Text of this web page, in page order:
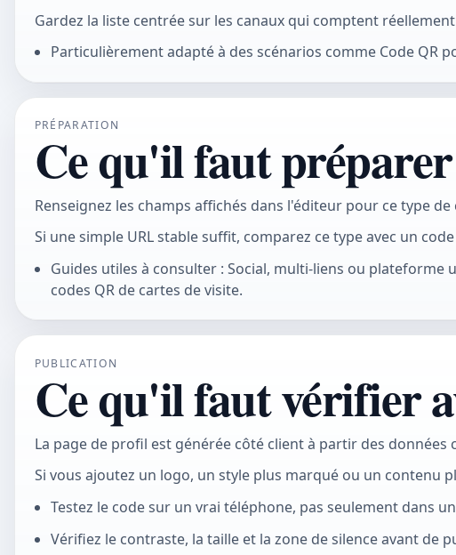
Gardez la liste centrée sur les canaux qui comptent
Particulièrement adapté à des scénarios comme Code QR
PRÉPARATION
Ce qu'il faut
Renseignez les champs affichés dans l'éditeur pour ce type
Si une simple URL stable suffit, comparez ce type avec un
Guides utiles à consulter : Social, multi-liens ou plateforme
codes QR de cartes de visite.
PUBLICATION
Ce qu'il faut vérifier
La page de profil est générée côté client à partir des
Si vous ajoutez un logo, un style plus marqué ou un contenu
Testez le code sur un vrai téléphone, pas seulement dans
Vérifiez le contraste, la taille et la zone de silence avant de